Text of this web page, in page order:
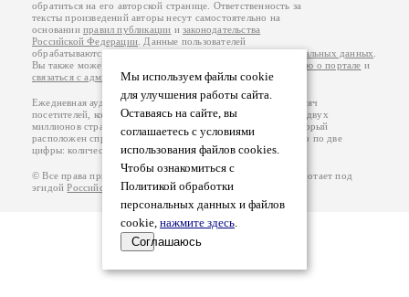
Мы используем файлы cookie
для улучшения работы сайта.
Оставаясь на сайте, вы
соглашаетесь с условиями
использования файлов cookies.
Чтобы ознакомиться с
Политикой обработки
персональных данных и файлов
cookie, нажмите здесь.
Соглашаюсь
обратиться на его авторской странице. Ответственность за
тексты произведений авторы несут самостоятельно на
основанииправил публикации изаконодательства
Российской Федерации . Данные пользователей
обрабатываются на основании
Политики обработки персональных данных
Вы также можете посмотреть более подробную
информацию о портале и
связаться с администрацией.
Ежедневная аудитория портала Стихи.ру – порядка 200 тысяч
посетителей, которые в общей сумме просматривают более двух
миллионов страниц по данным счетчика посещаемости, который
расположен справа от этого текста. В каждой графе указано по две
цифры: количество просмотров и количество посетителей.
© Все права принадлежат авторам, 2000-2026. Портал работает под
эгидойРоссийского союза писателей.18+